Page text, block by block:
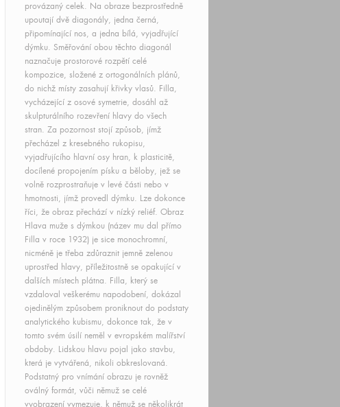
provázaný celek. Na obraze bezprostředně
upoutají dvě diagonály, jedna černá,
připomínající nos, a jedna bílá, vyjadřující
dýmku. Směřování obou těchto diagonál
naznačuje prostorové rozpětí celé
kompozice, složené z ortogonálních plánů,
do nichž místy zasahují křivky vlasů. Filla,
vycházející z osové symetrie, dosáhl až
skulpturálního rozevření hlavy do všech
stran. Za pozornost stojí způsob, jímž
přecházel z kresebného rukopisu,
vyjadřujícího hlavní osy hran, k plasticitě,
docílené propojením písku a běloby, jež se
volně rozprostraňuje v levé části nebo v
hmotnosti, jímž provedl dýmku. Lze dokonce
říci, že obraz přechází v nízký reliéf. Obraz
Hlava muže s dýmkou (název mu dal přímo
Filla v roce 1932) je sice monochromní,
nicméně je třeba zdůraznit jemně zelenou
uprostřed hlavy, příležitostně se opakující v
dalších místech plátna. Filla, který se
vzdaloval veškerému napodobení, dokázal
ojedinělým způsobem proniknout do podstaty
analytického kubismu, dokonce tak, že v
tomto svém úsilí neměl v evropském malířství
obdoby. Lidskou hlavu pojal jako stavbu,
která je vytvářená, nikoli obkreslovaná.
Podstatný pro vnímání obrazu je rovněž
oválný formát, vůči němuž se celé
vyobrazení vymezuje, k němuž se několikrát